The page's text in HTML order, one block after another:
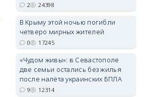
erid: 2SDnjdPjgYS
2 24398
В Крыму этой ночью погибли
четверо мирных жителей
0 17245
«Чудом живы»: в Севастополе
две семьи остались без жилья
после налёта украинских БПЛА
9 12314